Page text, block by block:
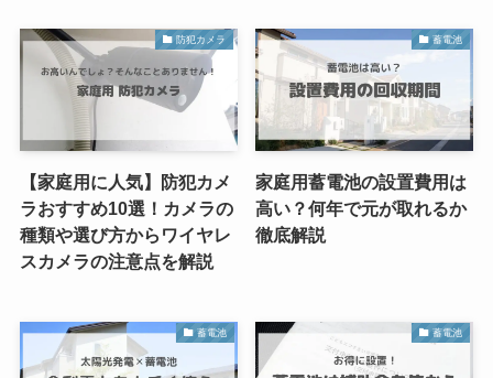
防犯カメラ
【家庭用に人気】防犯カメ
ラおすすめ10選！カメラの
種類や選び方からワイヤレ
スカメラの注意点を解説
蓄電池
家庭用蓄電池の設置費用は
高い？何年で元が取れるか
徹底解説
蓄電池 蓄電池